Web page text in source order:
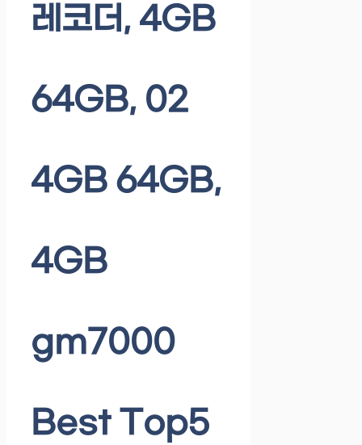
레코더, 4GB
64GB, 02
4GB 64GB,
4GB
gm7000
Best Top5